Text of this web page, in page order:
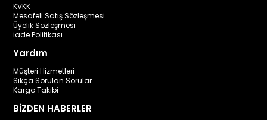
KVKK
Mesafeli Satış Sözleşmesi
Üyelik Sözleşmesi
iade Politikası
Yardım
Müşteri Hizmetleri
Sıkça Sorulan Sorular
Kargo Takibi
BİZDEN HABERLER